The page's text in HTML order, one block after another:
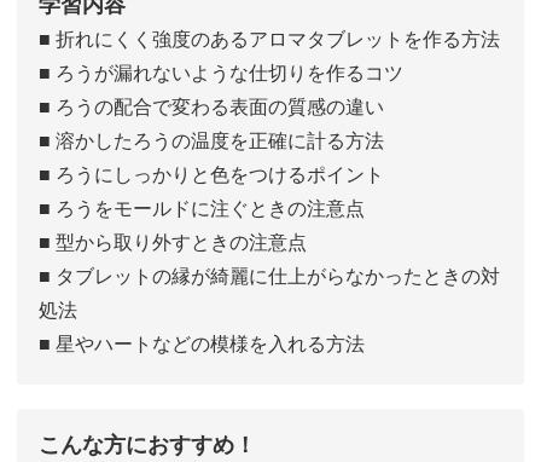
■ 折れにくく強度のあるアロマタブレットを作る方法
■ ろうが漏れないような仕切りを作るコツ
■ ろうの配合で変わる表面の質感の違い
■ 溶かしたろうの温度を正確に計る方法
■ ろうにしっかりと色をつけるポイント
■ ろうをモールドに注ぐときの注意点
■ 型から取り外すときの注意点
■ タブレットの縁が綺麗に仕上がらなかったときの対
処法
■ 星やハートなどの模様を入れる方法
こんな方におすすめ！